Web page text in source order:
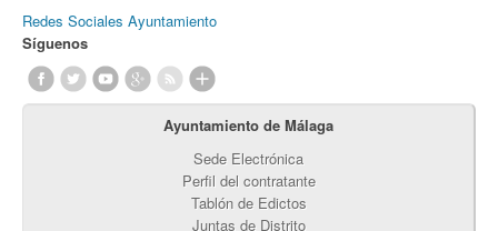
Redes Sociales Ayuntamiento
Síguenos
Ayuntamiento de Málaga
Sede Electrónica
Perfil del contratante
Tablón de Edictos
Juntas de Distrito